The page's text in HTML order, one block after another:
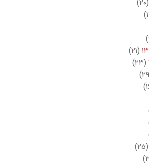
(۲۰)
(۲۱)
(۲۳)
(۲۵)